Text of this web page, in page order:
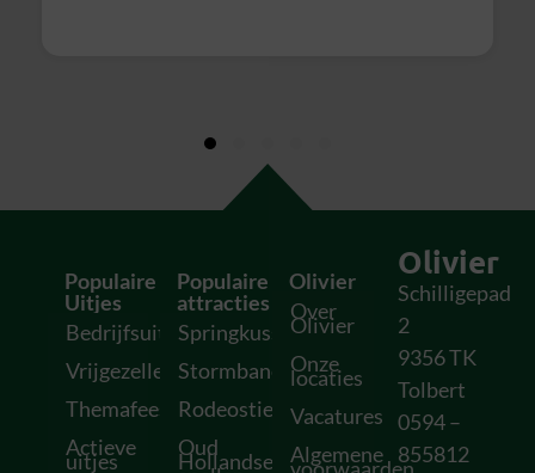
Populaire
Uitjes
Bedrijfsuitjes
Vrijgezellenfeesten
Themafeesten
Actieve
uitjes
Populaire
attracties
Springkussens
Stormbanen
Rodeostieren
Oud
Hollandse
Olivier
Over
Olivier
Onze
locaties
Vacatures
Algemene
Olivier
Schilligepad
2
9356 TK
Tolbert
0594 –
855812